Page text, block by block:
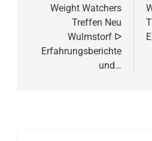
Weight Watchers
Treffen Neu
Wulmstorf ᐅ
Erfahrungsberichte
und…